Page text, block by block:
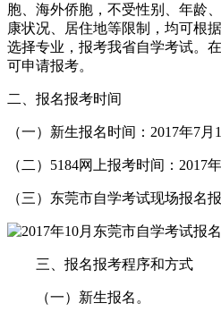
胞、海外侨胞，不受性别、年龄
康状况、居住地等限制，均可根
选择专业，报考我省自学考试。
可申请报考。
二、报名报考时间
（一）新生报名时间：2017年7
（二）5184网上报考时间：2017
（三）东莞市自学考试现场报名
三、报名报考程序和方式
（一）新生报名。